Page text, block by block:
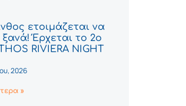
ετοιμάζεται να
ξανά! Έρχεται το 2ο
RIVIERA NIGHT
2026
»